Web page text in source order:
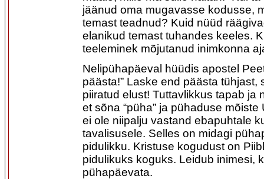
jäänud oma mugavasse kodusse,
temast teadnud? Kuid nüüd
elanikud temast tuhandes keeles.
teeleminek mõjutanud inimkonna
Nelipühapäeval hüüdis apostel
päästa!” Laske end päästa tühjast,
piiratud elust! Tuttavlikkus tapab ja
et sõna “püha” ja pühaduse
ei ole niipalju vastand ebapuhtale
tavalisusele. Selles on midagi
pidulikku. Kristuse kogudust on
pidulikuks koguks. Leidub inimesi,
pühapäevata.